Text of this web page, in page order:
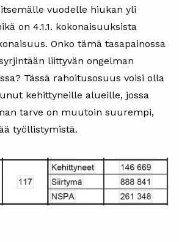
vuodelle hiukan yli
on 4.1.1. kokonaisuuksista
Onko tämä tasapainossa
liittyvän ongelman
Tässä rahoitusosuus voisi olla
kehittyneille alueille, jossa
tarve on muutoin suurempi,
työllistymistä.